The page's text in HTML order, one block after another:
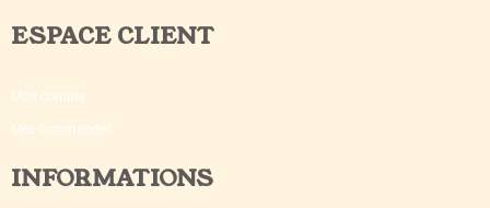
ESPACE CLIENT
Mon compte
Mes commandes
INFORMATIONS